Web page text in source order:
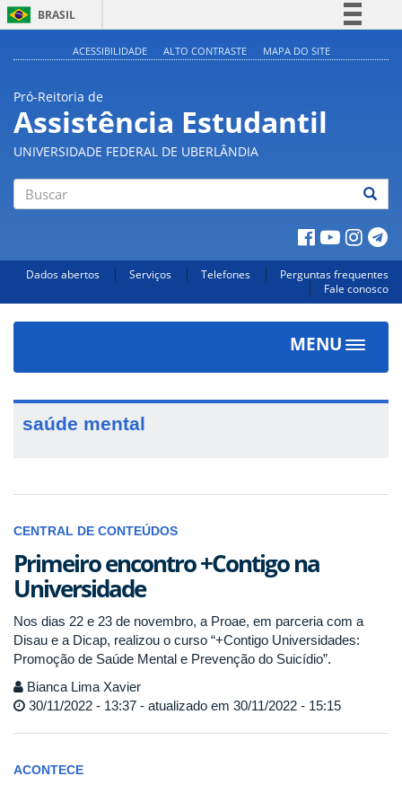
BRASIL
Acesso à informação
Legislação
Canais
ACESSIBILIDADE ALTO CONTRASTE MAPA DO SITE
Pró-Reitoria de
Assistência Estudantil
UNIVERSIDADE FEDERAL DE UBERLÂNDIA
Dados abertos Serviços Telefones
Perguntas frequentes
Fale conosco
MENU
Toggle
saúde mental
CENTRAL DE CONTEÚDOS
Primeiro encontro +Contigo na
Universidade
Nos dias 22 e 23 de novembro, a Proae, em parceria com a
Disau e a Dicap, realizou o curso “+Contigo Universidades:
Promoção de Saúde Mental e Prevenção do Suicídio”.
Bianca Lima Xavier
30/11/2022 - 13:37 - atualizado em 30/11/2022 - 15:15
ACONTECE